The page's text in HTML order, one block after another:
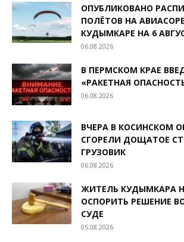
ОПУБЛИКОВАНО
ПОЛЁТОВ НА
КУДЫМКАРЕ НА 6
06.08.2026
В ПЕРМСКОМ КРАЕ
«РАКЕТНАЯ
06.08.2026
ВЧЕРА В КОСИНСКОМ
СГОРЕЛИ ДОЩАТОЕ
ГРУЗОВИК
06.08.2026
ЖИТЕЛЬ КУДЫМКАРА
ОСПОРИТЬ РЕШЕНИЕ
СУДЕ
05.08.2026